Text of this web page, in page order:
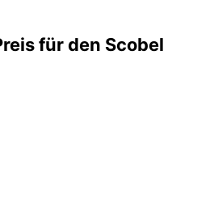
für den Scobel